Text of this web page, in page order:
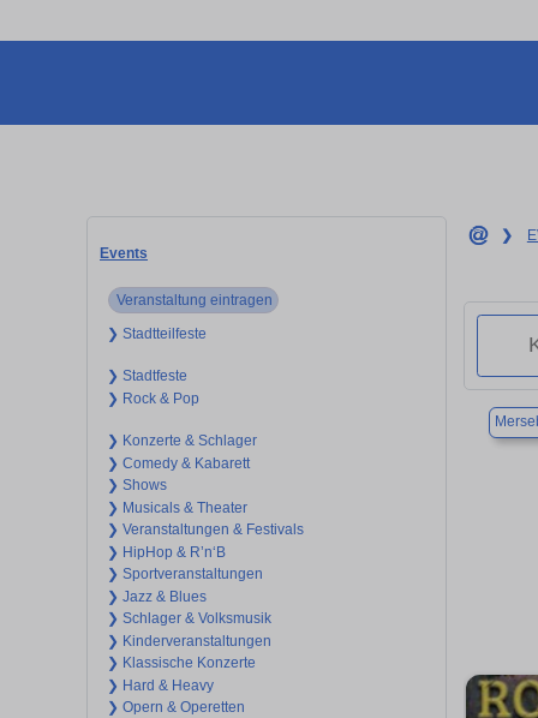
Events
Veranstaltung eintragen
❯ Stadtteilfeste
❯ Stadtfeste
❯ Rock & Pop
❯ Konzerte & Schlager
❯ Comedy & Kabarett
❯ Shows
❯ Musicals & Theater
❯ Veranstaltungen & Festivals
❯ HipHop & R’n‘B
❯ Sportveranstaltungen
❯ Jazz & Blues
❯ Schlager & Volksmusik
❯ Kinderveranstaltungen
❯ Klassische Konzerte
❯ Hard & Heavy
❯ Opern & Operetten
❯